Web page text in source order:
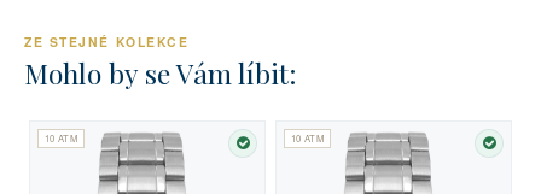
ZE STEJNÉ KOLEKCE
Mohlo by se Vám líbit:
10 ATM
SKLADEM
10 ATM